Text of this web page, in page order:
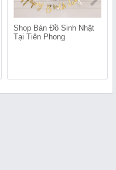
Shop Bán Đồ Sinh Nhật
Tại Tiên Phong